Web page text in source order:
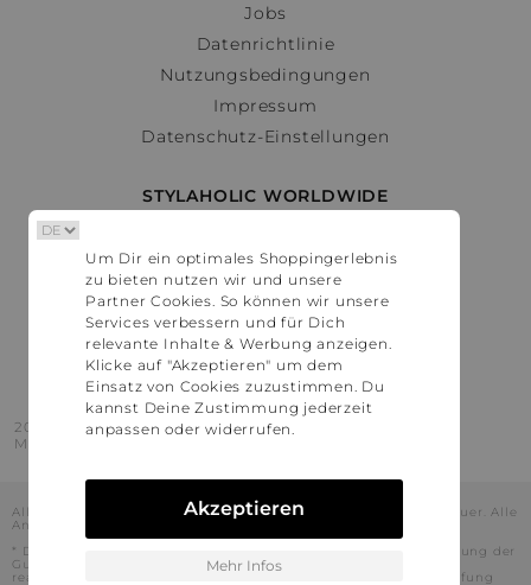
Jobs
Datenrichtlinie
Nutzungsbedingungen
Impressum
Datenschutz-Einstellungen
STYLAHOLIC WORLDWIDE
Österreich
Schweiz
France
United States
2016 - 2026 © Stylaholic.
Made for you with love in munich.
Alle Preise inkl. der jeweils geltenden gesetzlichen Mehrwertsteuer. Alle
Angaben ohne Gewähr.
* Die angezeigten Preise beinhalten Rabatte, die durch die Nutzung der
Gutschein-Codes auf den Seiten unserer Partner voraussichtlich
realisiert werden können. Stylaholic führt keine vollständige Prüfung
Um Dir ein optimales Shoppingerlebnis
zu bieten nutzen wir und unsere
Partner Cookies. So können wir unsere
Services verbessern und für Dich
relevante Inhalte & Werbung anzeigen.
Klicke auf "Akzeptieren" um dem
Einsatz von Cookies zuzustimmen. Du
kannst Deine Zustimmung jederzeit
anpassen oder widerrufen.
Akzeptieren
Mehr Infos